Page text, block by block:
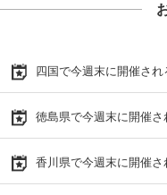
四国で今週末に開催さ
徳島県で今週末に開催
香川県で今週末に開催